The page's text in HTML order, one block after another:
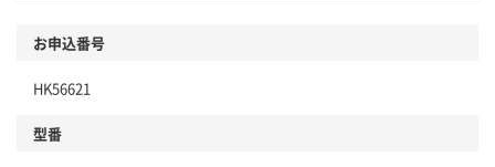
お申込番号
HK56621
型番